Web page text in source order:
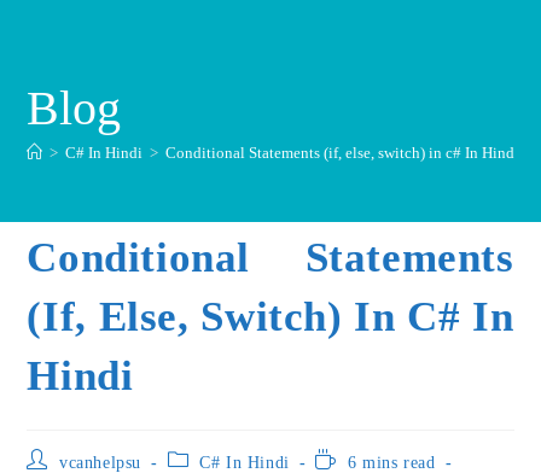
Blog
> C# In Hindi > Conditional Statements (if, else, switch) in c# In Hindi
Conditional Statements
(if, Else, Switch) In C# In
Hindi
vcanhelpsu C# In Hindi
6 mins read